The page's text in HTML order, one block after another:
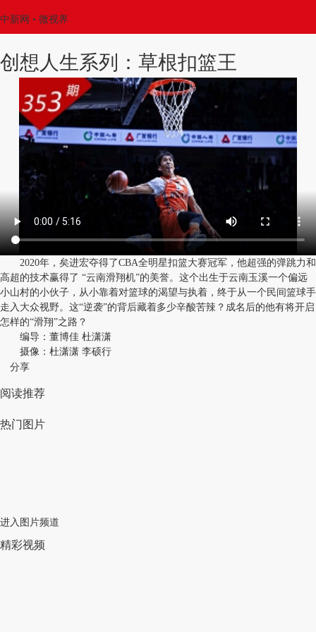
中新网 • 微视界
创想人生系列：草根扣篮王
2020年，矣进宏夺得了CBA全明星扣篮大赛冠军，他超强的弹跳力和
高超的技术赢得了 “云南滑翔机”的美誉。这个出生于云南玉溪一个偏远
小山村的小伙子，从小靠着对篮球的渴望与执着，终于从一个民间篮球手
走入大众视野。这“逆袭”的背后藏着多少辛酸苦辣？成名后的他有将开启
怎样的“滑翔”之路？
编导：董博佳 杜潇潇
摄像：杜潇潇 李硕行
分享
阅读推荐
热门图片
进入图片频道
精彩视频